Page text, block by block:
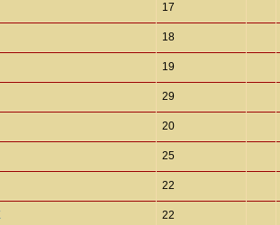
17
18
19
29
20
25
22
22